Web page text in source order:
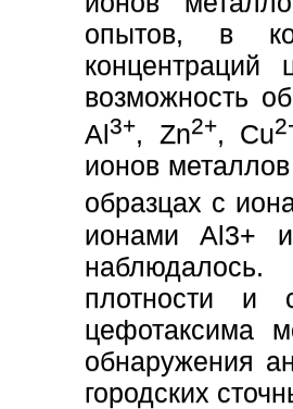
опытов, в
возможность
Al3+, Zn2+, Cu
ионов
образцах с
ионами Al3+ и
наблюдалось.
плотности и
цефотаксима
обнаружения
городских